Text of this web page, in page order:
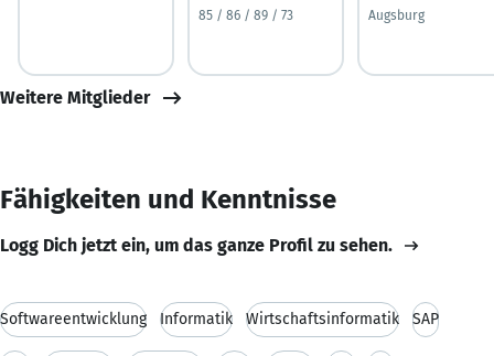
85 / 86 / 89 / 73
Augsburg
Weitere Mitglieder
Fähigkeiten und Kenntnisse
Logg Dich jetzt ein, um das ganze Profil zu sehen.
Softwareentwicklung Informatik Wirtschaftsinformatik SAP